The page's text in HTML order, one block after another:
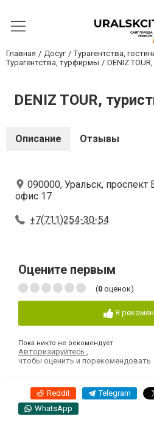
Главная Досуг
Турагентства,
Турагентства, турфирмы
DENIZ
DENIZ TOUR,
Описание Отзывы
090000, Уральск, проспект
офис 17
+7(711)254-30-54
Оцените первым
(0 оценок)
Я
Пока никто не рекомендует
Авторизируйтесь
чтобы оценить и порекомендовать
Reddit Telegram
WhatsApp